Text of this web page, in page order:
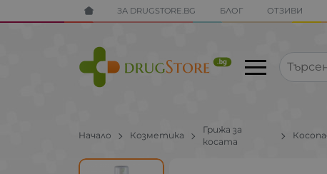
ЗА DRUGSTORE.BG БЛОГ ОТЗИВИ
Начало Козметика
Грижа за
косата